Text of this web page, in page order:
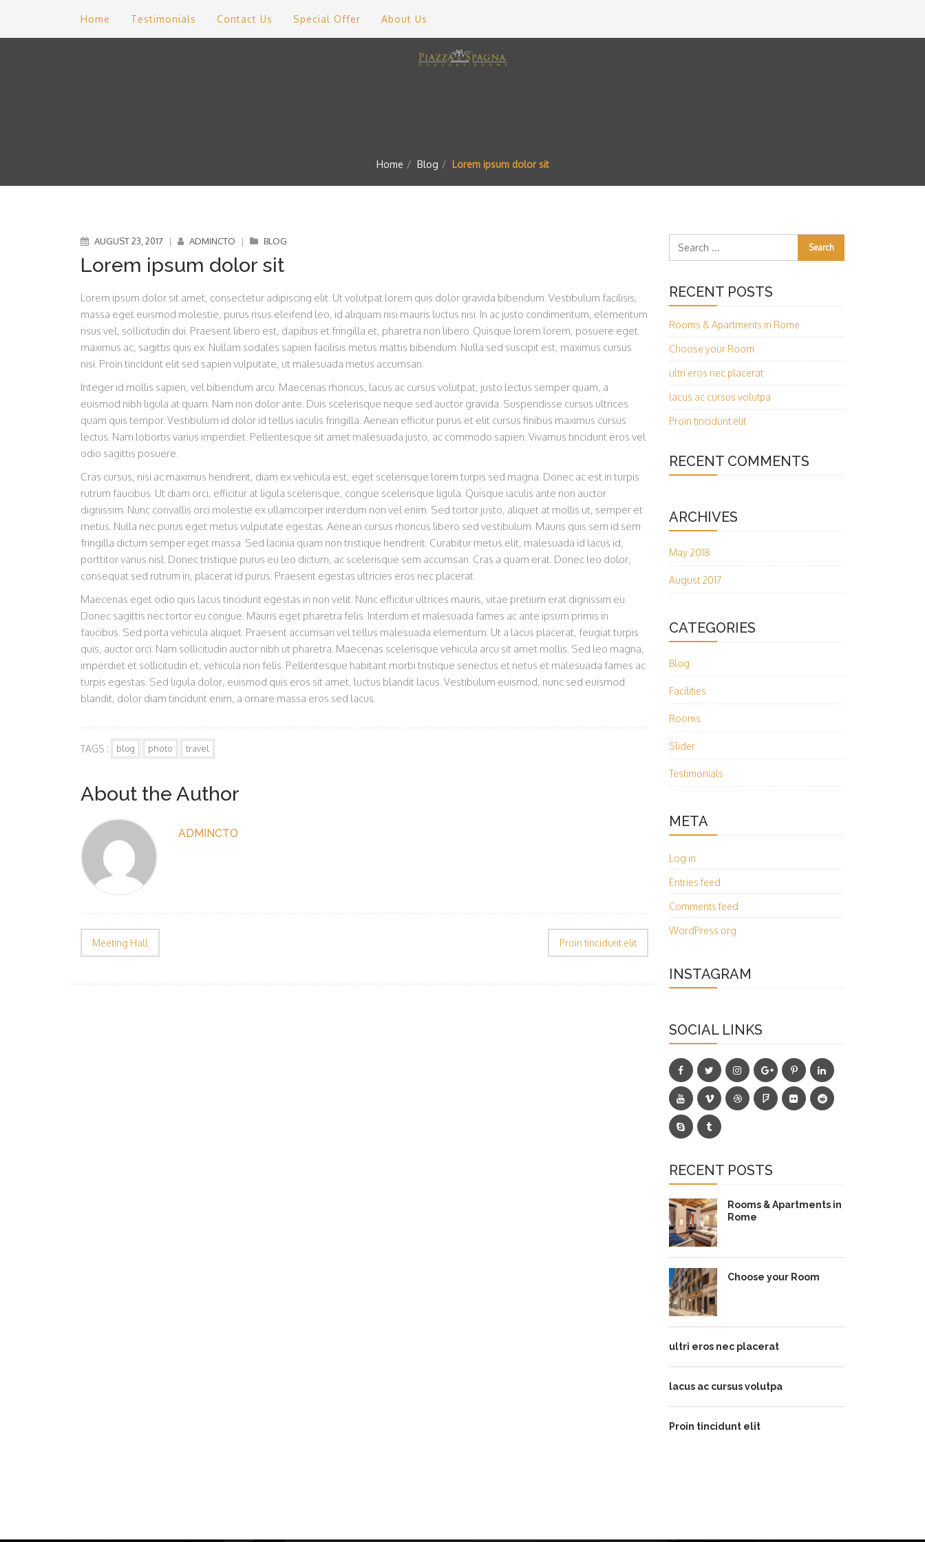
Home Blog Lorem ipsum dolor sit
Home Testimonials Contact Us Special Offer About Us
AUGUST 23, 2017 | ADMINCTO | BLOG
Lorem ipsum dolor sit
Lorem ipsum dolor sit amet, consectetur adipiscing elit. Ut volutpat lorem quis dolor gravida bibendum. Vestibulum facilisis,
massa eget euismod molestie, purus risus eleifend leo, id aliquam nisi mauris luctus nisi. In ac justo condimentum, elementum
risus vel, sollicitudin dui. Praesent libero est, dapibus et fringilla et, pharetra non libero. Quisque lorem lorem, posuere eget
maximus ac, sagittis quis ex. Nullam sodales sapien facilisis metus mattis bibendum. Nulla sed suscipit est, maximus cursus
nisi. Proin tincidunt elit sed sapien vulputate, ut malesuada metus accumsan.
Integer id mollis sapien, vel bibendum arcu. Maecenas rhoncus, lacus ac cursus volutpat, justo lectus semper quam, a
euismod nibh ligula at quam. Nam non dolor ante. Duis scelerisque neque sed auctor gravida. Suspendisse cursus ultrices
quam quis tempor. Vestibulum id dolor id tellus iaculis fringilla. Aenean efficitur purus et elit cursus finibus maximus cursus
lectus. Nam lobortis varius imperdiet. Pellentesque sit amet malesuada justo, ac commodo sapien. Vivamus tincidunt eros vel
odio sagittis posuere.
Cras cursus, nisi ac maximus hendrerit, diam ex vehicula est, eget scelerisque lorem turpis sed magna. Donec ac est in turpis
rutrum faucibus. Ut diam orci, efficitur at ligula scelerisque, congue scelerisque ligula. Quisque iaculis ante non auctor
dignissim. Nunc convallis orci molestie ex ullamcorper interdum non vel enim. Sed tortor justo, aliquet at mollis ut, semper et
metus. Nulla nec purus eget metus vulputate egestas. Aenean cursus rhoncus libero sed vestibulum. Mauris quis sem id sem
fringilla dictum semper eget massa. Sed lacinia quam non tristique hendrerit. Curabitur metus elit, malesuada id lacus id,
porttitor varius nisl. Donec tristique purus eu leo dictum, ac scelerisque sem accumsan. Cras a quam erat. Donec leo dolor,
consequat sed rutrum in, placerat id purus. Praesent egestas ultricies eros nec placerat.
Maecenas eget odio quis lacus tincidunt egestas in non velit. Nunc efficitur ultrices mauris, vitae pretium erat dignissim eu.
Donec sagittis nec tortor eu congue. Mauris eget pharetra felis. Interdum et malesuada fames ac ante ipsum primis in
faucibus. Sed porta vehicula aliquet. Praesent accumsan vel tellus malesuada elementum. Ut a lacus placerat, feugiat turpis
quis, auctor orci. Nam sollicitudin auctor nibh ut pharetra. Maecenas scelerisque vehicula arcu sit amet mollis. Sed leo magna,
imperdiet et sollicitudin et, vehicula non felis. Pellentesque habitant morbi tristique senectus et netus et malesuada fames ac
turpis egestas. Sed ligula dolor, euismod quis eros sit amet, luctus blandit lacus. Vestibulum euismod, nunc sed euismod
blandit, dolor diam tincidunt enim, a ornare massa eros sed lacus.
TAGS : blog photo travel
About the Author
ADMINCTO
Meeting Hall Proin tincidunt elit
RECENT POSTS
Rooms & Apartments in Rome
Choose your Room
ultri eros nec placerat
lacus ac cursus volutpa
Proin tincidunt elit
RECENT COMMENTS
ARCHIVES
May 2018
August 2017
CATEGORIES
Blog
Facilities
Rooms
Slider
Testimonials
META
Log in
Entries feed
Comments feed
WordPress.org
INSTAGRAM
SOCIAL LINKS
RECENT POSTS
Rooms & Apartments in
Rome
Choose your Room
ultri eros nec placerat
lacus ac cursus volutpa
Proin tincidunt elit